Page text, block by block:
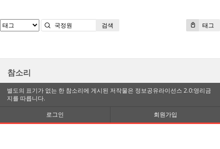
태그
검색
참소리
별도의 표기가 없는 한 참소리에 게시된 저작물은 정보공유라이선스 2.0:영리금
지를 따릅니다.
로그인
회원가입